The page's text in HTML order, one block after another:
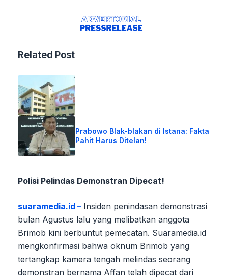
Related Post
Prabowo Blak-blakan di Istana: Fakta
Pahit Harus Ditelan!
Polisi Pelindas Demonstran Dipecat!
suaramedia.id – Insiden penindasan demonstrasi
bulan Agustus lalu yang melibatkan anggota
Brimob kini berbuntut pemecatan. Suaramedia.id
mengkonfirmasi bahwa oknum Brimob yang
tertangkap kamera tengah melindas seorang
demonstran bernama Affan telah dipecat dari